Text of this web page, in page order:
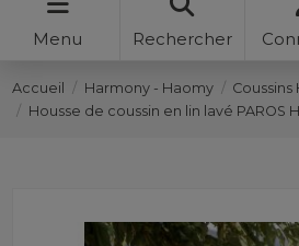
Menu Rechercher
Accueil Harmony - Haomy
Housse de coussin en lin lavé PAROS